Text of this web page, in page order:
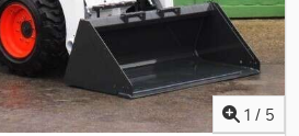
1 / 5